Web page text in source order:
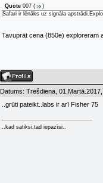
Quote 007 (
)
Safari ir lēnāks uz signāla
Tavuprāt cena (850e) exploreram
Datums: Trešdiena,
..grūti pateikt..labs ir arī Fisher 75
..kad satiksi,tad iepazīsi..